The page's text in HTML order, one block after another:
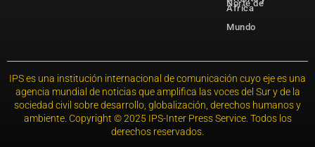
Norte de
África
Mundo
IPS es una institución internacional de comunicación cuyo eje es una
agencia mundial de noticias que amplifica las voces del Sur y de la
sociedad civil sobre desarrollo, globalización, derechos humanos y
ambiente. Copyright © 2025 IPS-Inter Press Service. Todos los
derechos reservados.